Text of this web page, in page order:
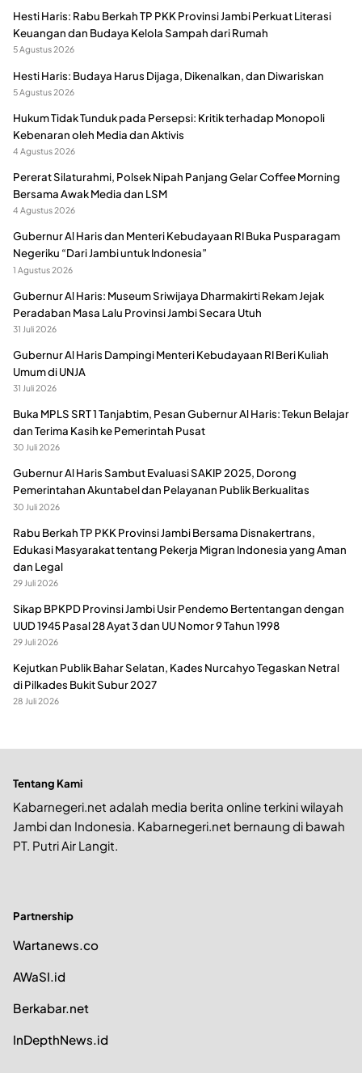
Hesti Haris: Rabu Berkah TP PKK Provinsi Jambi Perkuat Literasi
Keuangan dan Budaya Kelola Sampah dari Rumah
5 Agustus 2026
Hesti Haris: Budaya Harus Dijaga, Dikenalkan, dan Diwariskan
5 Agustus 2026
Hukum Tidak Tunduk pada Persepsi: Kritik terhadap Monopoli
Kebenaran oleh Media dan Aktivis
4 Agustus 2026
Pererat Silaturahmi, Polsek Nipah Panjang Gelar Coffee Morning
Bersama Awak Media dan LSM
4 Agustus 2026
Gubernur Al Haris dan Menteri Kebudayaan RI Buka Pusparagam
Negeriku “Dari Jambi untuk Indonesia”
1 Agustus 2026
Gubernur Al Haris: Museum Sriwijaya Dharmakirti Rekam Jejak
Peradaban Masa Lalu Provinsi Jambi Secara Utuh
31 Juli 2026
Gubernur Al Haris Dampingi Menteri Kebudayaan RI Beri Kuliah
Umum di UNJA
31 Juli 2026
Buka MPLS SRT 1 Tanjabtim, Pesan Gubernur Al Haris: Tekun Belajar
dan Terima Kasih ke Pemerintah Pusat
30 Juli 2026
Gubernur Al Haris Sambut Evaluasi SAKIP 2025, Dorong
Pemerintahan Akuntabel dan Pelayanan Publik Berkualitas
30 Juli 2026
Rabu Berkah TP PKK Provinsi Jambi Bersama Disnakertrans,
Edukasi Masyarakat tentang Pekerja Migran Indonesia yang Aman
dan Legal
29 Juli 2026
Sikap BPKPD Provinsi Jambi Usir Pendemo Bertentangan dengan
UUD 1945 Pasal 28 Ayat 3 dan UU Nomor 9 Tahun 1998
29 Juli 2026
Kejutkan Publik Bahar Selatan, Kades Nurcahyo Tegaskan Netral
di Pilkades Bukit Subur 2027
28 Juli 2026
Tentang Kami
Kabarnegeri.net adalah media berita online terkini wilayah
Jambi dan Indonesia. Kabarnegeri.net bernaung di bawah
PT. Putri Air Langit.
Partnership
Wartanews.co
AWaSI.id
Berkabar.net
InDepthNews.id